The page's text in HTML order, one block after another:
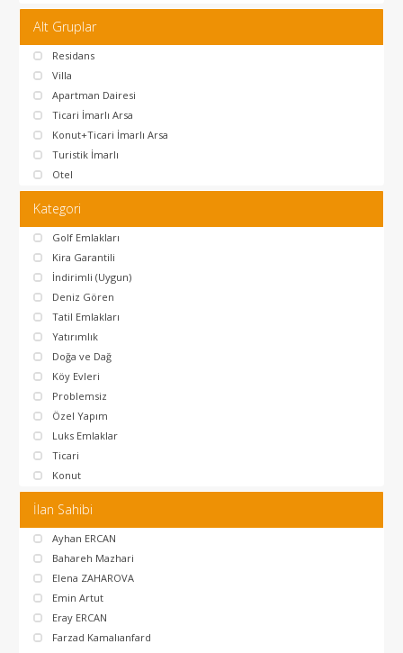
Alt Gruplar
Residans
Villa
Apartman Dairesi
Ticari İmarlı Arsa
Konut+Ticari İmarlı Arsa
Turistik İmarlı
Otel
Kategori
Golf Emlakları
Kira Garantili
İndirimli (Uygun)
Deniz Gören
Tatil Emlakları
Yatırımlık
Doğa ve Dağ
Köy Evleri
Problemsiz
Özel Yapım
Luks Emlaklar
Ticari
Konut
İlan Sahibi
Ayhan ERCAN
Bahareh Mazhari
Elena ZAHAROVA
Emin Artut
Eray ERCAN
Farzad Kamalıanfard